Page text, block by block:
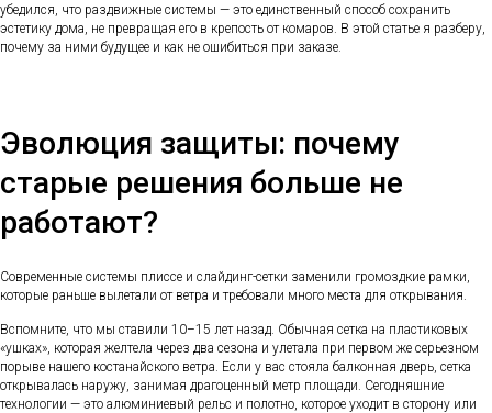
убедился, что раздвижные системы — это единственный способ сохранить
эстетику дома, не превращая его в крепость от комаров. В этой статье я разберу,
почему за ними будущее и как не ошибиться при заказе.
Эволюция защиты: почему
старые решения больше не
работают?
Современные системы плиссе и слайдинг-сетки заменили громоздкие рамки,
которые раньше вылетали от ветра и требовали много места для открывания.
Вспомните, что мы ставили 10–15 лет назад. Обычная сетка на пластиковых
«ушках», которая желтела через два сезона и улетала при первом же серьезном
порыве нашего костанайского ветра. Если у вас стояла балконная дверь, сетка
открывалась наружу, занимая драгоценный метр площади. Сегодняшние
технологии — это алюминиевый рельс и полотно, которое уходит в сторону или